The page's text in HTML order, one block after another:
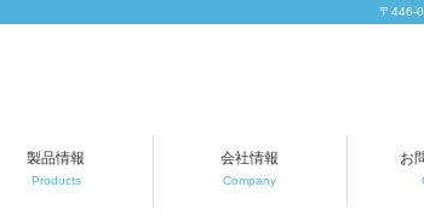
〒446-
製品情報
Products
会社情報
Company
お